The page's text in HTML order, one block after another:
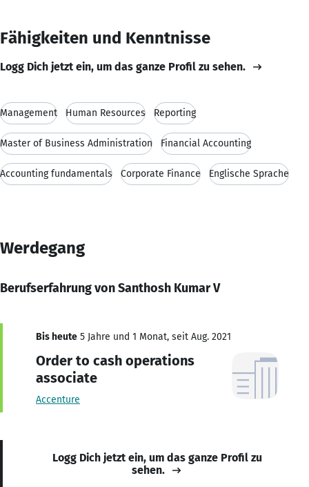
Fähigkeiten und Kenntnisse
Logg Dich jetzt ein, um das ganze Profil zu sehen.
Management Human Resources Reporting
Master of Business Administration Financial Accounting
Accounting fundamentals Corporate Finance Englische Sprache
Werdegang
Berufserfahrung von Santhosh Kumar V
Bis heute 5 Jahre und 1 Monat, seit Aug. 2021
Order to cash operations
associate
Accenture
Logg Dich jetzt ein, um das ganze Profil zu
sehen.